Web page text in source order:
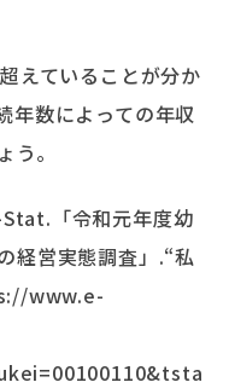
えていることが分か
年数によっての年収
。
「令和元年度幼
経営実態調査」.“私
www.e-